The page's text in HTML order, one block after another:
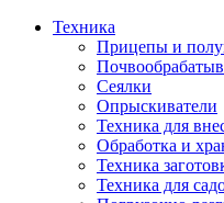
Техника
Прицепы и
Сеялки
Опрыскиватели
Техника для
Обработка и
Техника
Техника для